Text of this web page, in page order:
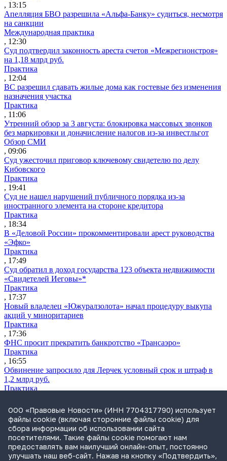
, 13:15
Апелляция БВО разрешила «Альфа-Банку» судиться, несмотря
на санкции
Международная практика
, 12:30
Суд подтвердил законность ареста счетов «Межрегионстроя»
на 1,18 млрд руб.
Практика
, 12:04
ВС разрешил сдавать жилые дома как гостевые без изменения
назначения участка
Практика
, 11:06
Утренний обзор за 3 августа: блокировка массовых звонков
без маркировки и доначисление налогов из-за инвестльгот
Обзор СМИ
, 09:06
Суд ужесточил приговор ключевому свидетелю по делу
Кибовского
Практика
, 19:41
Суд не нашел нарушений публичного порядка из-за
иностранного элемента на стороне кредитора
Практика
, 18:34
В «Деловой России» прокомментировали арест руководства
«Эфко»
Практика
, 17:49
Суд обратил в доход государства 123 объекта недвижимости
«Свидетелей Иеговы»*
Практика
, 17:37
Новый владелец «Южуралзолота» начал процедуру выкупа
акций у миноритариев
Практика
, 17:36
ФНС просит прекратить банкротство «Трансаэро»
Практика
, 16:55
Обвинение запросило для Лерчек условный срок и штраф в
1,2 млрд руб.
Практика
Суд подтвердил право фермера на выкуп арендуемого
сельхозучастка
Практика
, 15:49
ВС разъяснил, кто несет ответственность за ДТП при ремонте
дороги
ООО «Правовые Новости» (ИНН 7704317790) использует
файлы cookie (включая сторонние файлы cookie) для
сбора информации об использовании сайта
посетителями. Такие файлы cookie помогают нам
предоставлять вам наилучший онлайн-опыт, постоянно
улучшать наш веб-сайт. Нажав на кнопку «Подтвердить»,